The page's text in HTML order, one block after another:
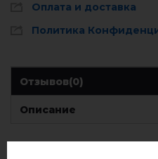
Оплата и доставка
Политика
Отзывов(0)
Описание